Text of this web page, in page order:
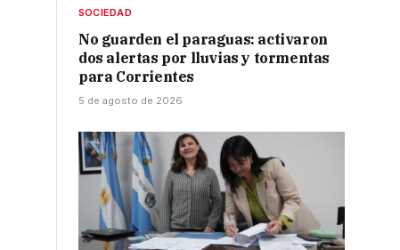
SOCIEDAD
No guarden el paraguas: activaron
dos alertas por lluvias y tormentas
para Corrientes
5 de agosto de 2026